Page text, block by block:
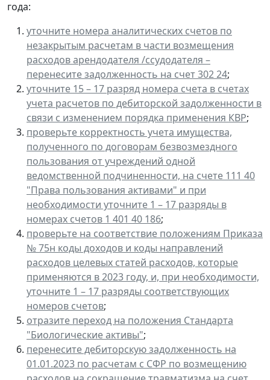
года:
уточните номера аналитических счетов по
незакрытым расчетам в части возмещения
расходов арендодателя /ссудодателя –
перенесите задолженность на счет 302 24;
уточните 15 – 17 разряд номера счета в счетах
учета расчетов по дебиторской задолженности в
связи с изменением порядка применения КВР;
проверьте корректность учета имущества,
полученного по договорам безвозмездного
пользования от учреждений одной
ведомственной подчиненности, на счете 111 40
"Права пользования активами" и при
необходимости уточните 1 – 17 разряды в
номерах счетов 1 401 40 186;
проверьте на соответствие положениям Приказа
№ 75н коды доходов и коды направлений
расходов целевых статей расходов, которые
применяются в 2023 году, и, при необходимости,
уточните 1 – 17 разряды соответствующих
номеров счетов;
отразите переход на положения Стандарта
"Биологические активы";
перенесите дебиторскую задолженность на
01.01.2023 по расчетам с СФР по возмещению